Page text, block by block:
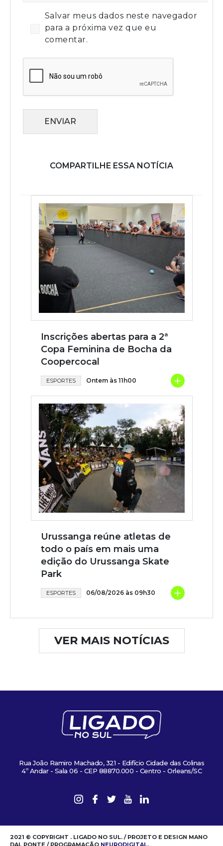
Salvar meus dados neste navegador
para a próxima vez que eu
comentar.
ENVIAR
COMPARTILHE ESSA NOTÍCIA
Inscrições abertas para a 2ª
Copa Feminina de Bocha da
Coopercocal
ESPORTES Ontem às 11h00 +
Urussanga reúne atletas de
todo o país em mais uma
edição do Urussanga Skate
Park
ESPORTES 06/08/2026 às 09h30 +
VER MAIS NOTÍCIAS
Rua João Ramiro Machado, 321 - Edifício Cidade das Colinas
4º Andar - Sala 06 - CEP 88870.000 - Centro - Orleans/SC
2021 © COPYRIGHT . LIGADO NO SUL. / PROJETO E DESIGN MANO